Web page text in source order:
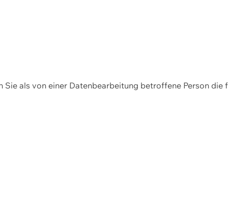
als von einer Datenbearbeitung betroffene Person die